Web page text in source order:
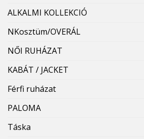
ALKALMI KOLLEKCIÓ
NKosztüm/OVERÁL
NŐI RUHÁZAT
KABÁT / JACKET
Férfi ruházat
PALOMA
Táska